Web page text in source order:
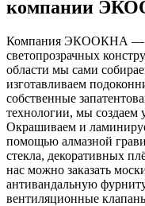
компании
Компания ЭКООКНА —
светопрозрачных
области мы сами
изготавливаем
собственные
технологии, мы создаем
Окрашиваем и
помощью алмазной
стекла, декоративных
нас можно заказать
антивандальную
вентиляционные